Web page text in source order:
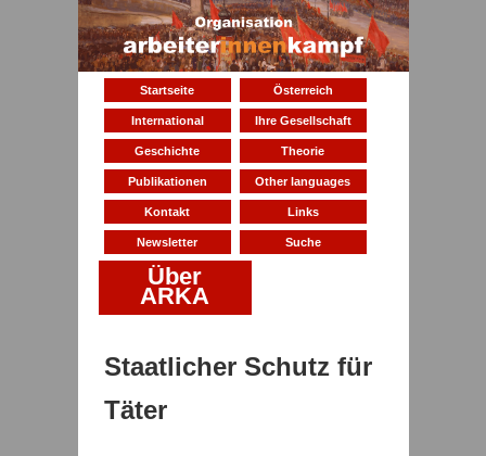
Startseite Österreich
International Ihre Gesellschaft
Geschichte Theorie
Publikationen Other languages
Kontakt Links
Newsletter Suche
Über
ARKA
Staatlicher Schutz für
Täter